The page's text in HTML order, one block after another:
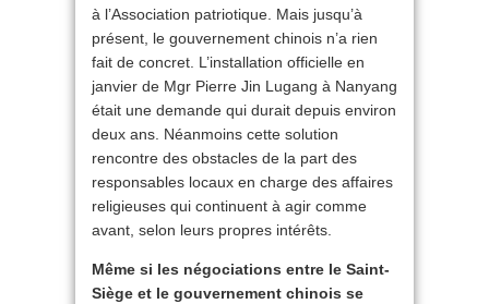
à l’Association patriotique. Mais jusqu’à
présent, le gouvernement chinois n’a rien
fait de concret. L’installation officielle en
janvier de Mgr Pierre Jin Lugang à Nanyang
était une demande qui durait depuis environ
deux ans. Néanmoins cette solution
rencontre des obstacles de la part des
responsables locaux en charge des affaires
religieuses qui continuent à agir comme
avant, selon leurs propres intérêts.
Même si les négociations entre le Saint-
Siège et le gouvernement chinois se